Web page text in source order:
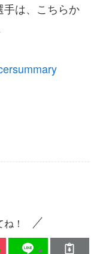
は、こちらか
！